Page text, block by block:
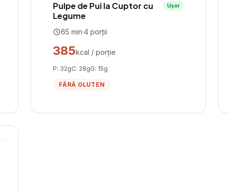
Pulpe de Pui la Cuptor cu
Legume
Ușor
65 min·4 porții
385kcal / porție
P: 32gC: 28gG: 15g
FĂRĂ GLUTEN